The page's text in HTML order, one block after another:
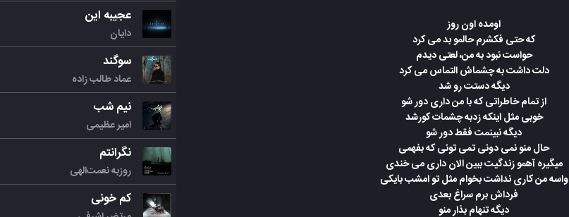
اومده اون روز
که حتی فکشرم حالمو بد می کرد
حواست نبود به من، لعتی دیدم
دلت داشت به چشماش التماس می کرد
دیگه دستت رو شد
از تمام خاطراتی که با من داری دور شو
خوبی مثل اینکه زدبه چشمات کورشد
دیگه نبینمت فقط دور شو
حال منو نمی دونی تمی تونی که بفهمی
میگیره آهمو زندگیت ببین الان داری می خندی
واسه من کاری نداشت بخوام مثل تو امشب بایکی
فرداش برم سراغ بعدی
دیگه تنهام بذار منو
عجیبه این
دایان
سوگند
عماد طالب زاده
نیم شب
امیر عظیمی
نگرانتم
روزبه نعمت‌الهی
کم خونی